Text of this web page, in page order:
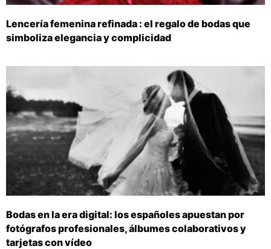
Lencería femenina refinada : el regalo de bodas que
simboliza elegancia y complicidad
Bodas en la era digital: los españoles apuestan por
fotógrafos profesionales, álbumes colaborativos y
tarjetas con vídeo